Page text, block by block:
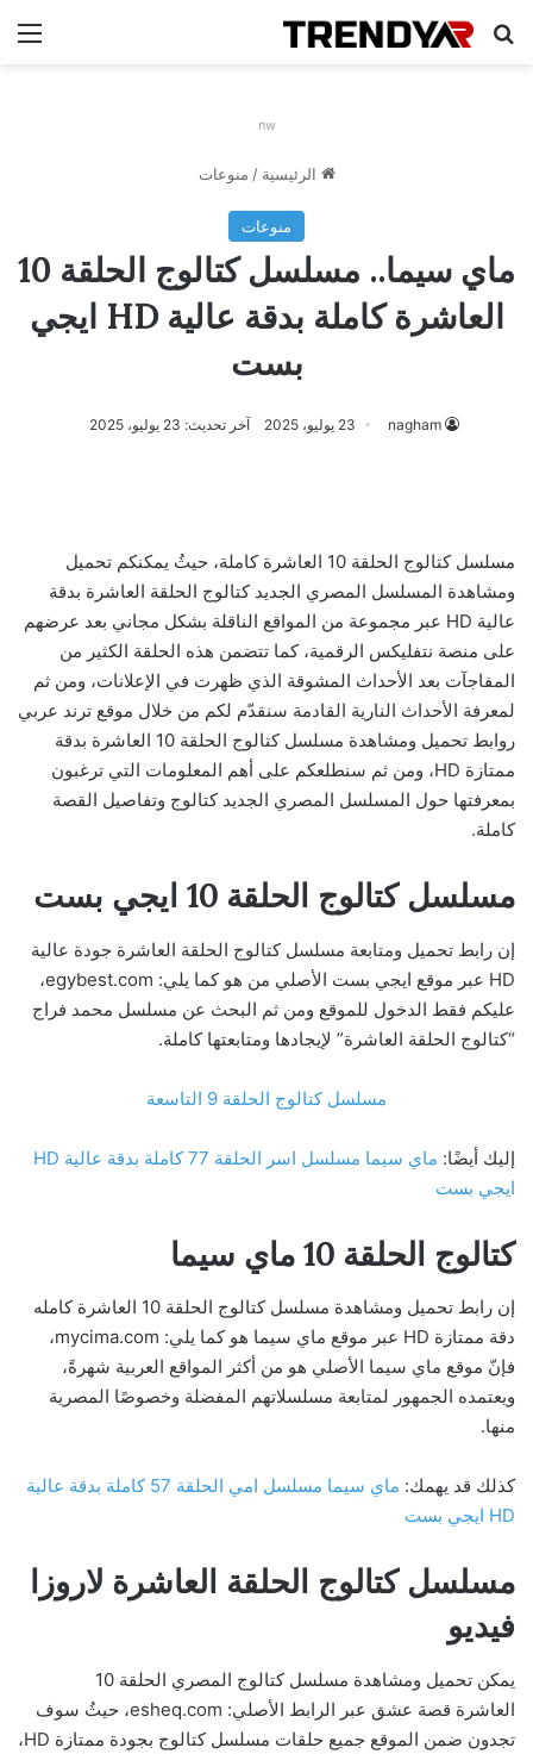
بحث عن
nw
الرئيسية / منوعات
منوعات
ماي سيما.. مسلسل كتالوج الحلقة 10
العاشرة كاملة بدقة عالية HD ايجي
بست
nagham 23 يوليو، 2025 آخر تحديث: 23 يوليو، 2025
مسلسل كتالوج الحلقة 10 العاشرة كاملة، حيثُ يمكنكم تحميل
ومشاهدة المسلسل المصري الجديد كتالوج الحلقة العاشرة بدقة
عالية HD عبر مجموعة من المواقع الناقلة بشكل مجاني بعد عرضهم
على منصة نتفليكس الرقمية، كما تتضمن هذه الحلقة الكثير من
المفاجآت بعد الأحداث المشوقة الذي ظهرت في الإعلانات، ومن ثم
لمعرفة الأحداث النارية القادمة سنقدّم لكم من خلال موقع ترند عربي
روابط تحميل ومشاهدة مسلسل كتالوج الحلقة 10 العاشرة بدقة
ممتازة HD، ومن ثم سنطلعكم على أهم المعلومات التي ترغبون
بمعرفتها حول المسلسل المصري الجديد كتالوج وتفاصيل القصة
كاملة.
مسلسل كتالوج الحلقة 10 ايجي بست
إن رابط تحميل ومتابعة مسلسل كتالوج الحلقة العاشرة جودة عالية
HD عبر موقع ايجي بست الأصلي من هو كما يلي: egybest.com،
عليكم فقط الدخول للموقع ومن ثم البحث عن مسلسل محمد فراج
“كتالوج الحلقة العاشرة” لإيجادها ومتابعتها كاملة.
مسلسل كتالوج الحلقة 9 التاسعة
إليك أيضًا:
ماي سيما مسلسل اسر الحلقة 77 كاملة بدقة عالية HD
ايجي بست
كتالوج الحلقة 10 ماي سيما
إن رابط تحميل ومشاهدة مسلسل كتالوج الحلقة 10 العاشرة كامله
دقة ممتازة HD عبر موقع ماي سيما هو كما يلي: mycima.com،
فإنّ موقع ماي سيما الأصلي هو من أكثر المواقع العربية شهرةً،
ويعتمده الجمهور لمتابعة مسلسلاتهم المفضلة وخصوصًا المصرية
منها.
كذلك قد يهمك:
ماي سيما مسلسل امي الحلقة 57 كاملة بدقة عالية
HD ايجي بست
مسلسل كتالوج الحلقة العاشرة لاروزا
فيديو
يمكن تحميل ومشاهدة مسلسل كتالوج المصري الحلقة 10
العاشرة قصة عشق عبر الرابط الأصلي: esheq.com، حيثُ سوف
تجدون ضمن الموقع جميع حلقات مسلسل كتالوج بجودة ممتازة HD،